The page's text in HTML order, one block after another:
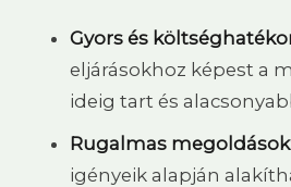
Gyors és
eljárásokhoz képest a
ideig tart és
Rugalmas
igényeik alapján